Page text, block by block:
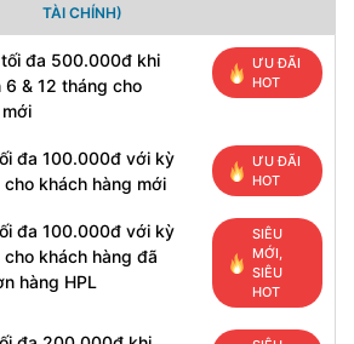
TÀI CHÍNH)
tối đa 500.000đ khi
6 & 12 tháng cho
ƯU ĐÃI
HOT
đa 100.000đ với kỳ
khách hàng mới
ƯU ĐÃI
HOT
đa 100.000đ với kỳ
khách hàng đã
hàng HPL
SIÊU
MỚI,
SIÊU
HOT